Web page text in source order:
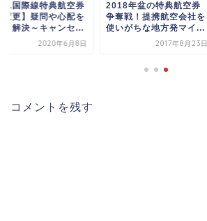
国際線特典航空券
変更】疑問や心配を
リ解決～キャンセ...
2020年6月8日
2018年盆の特典航空券
争奪戦！提携航空会社を
使いがちな地方発マイ...
2017年8月23日
コメントを残す